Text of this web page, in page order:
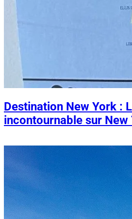
Destination New York :
incontournable sur New